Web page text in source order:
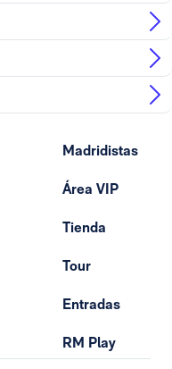
Madridistas
Área VIP
Tienda
Tour
Entradas
RM Play